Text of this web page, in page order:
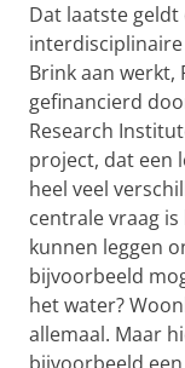
Dat laatste
Brink aan
gefinancierd
Research
project, dat een
heel veel
centrale vraag
kunnen leggen
bijvoorbeeld
het water?
allemaal. Maar